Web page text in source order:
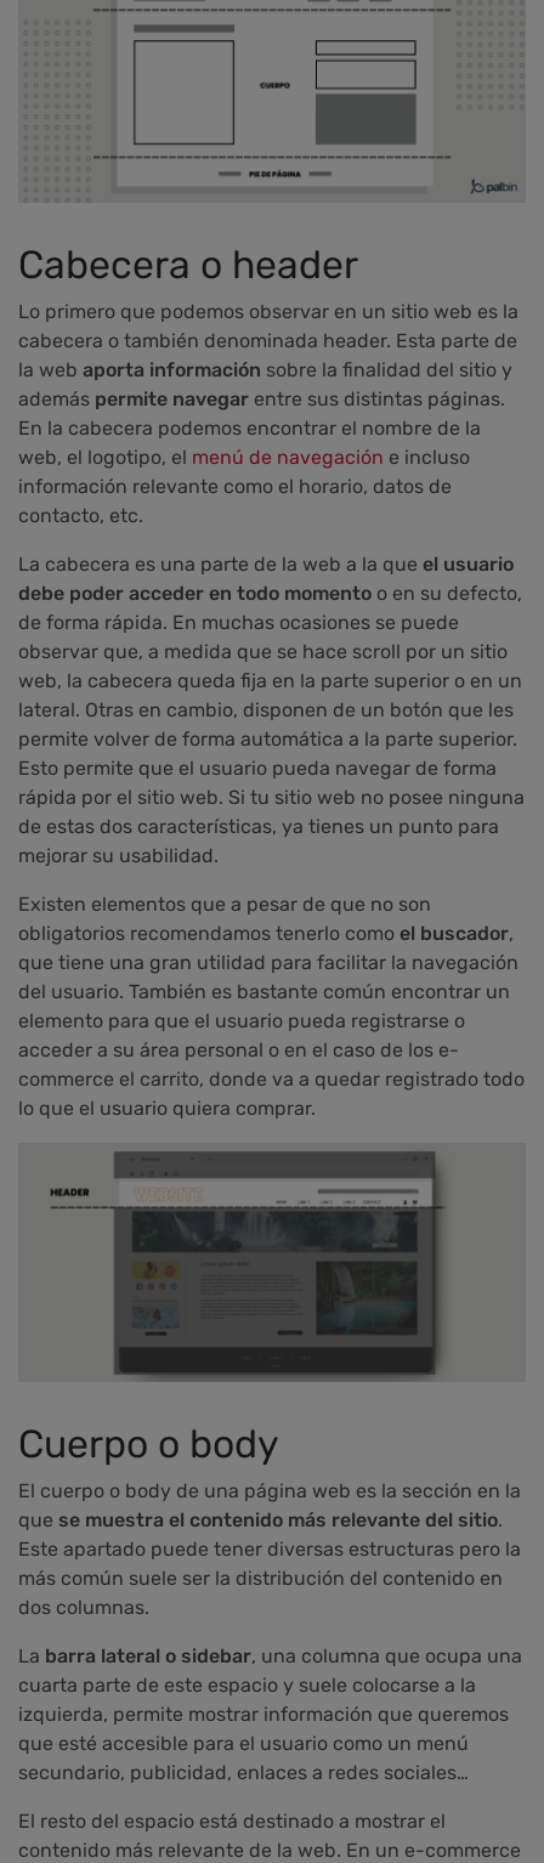
Cabecera o header
Lo primero que podemos observar en un sitio web es la
cabecera o también denominada header. Esta parte de
la web aporta información sobre la finalidad del sitio y
además permite navegar entre sus distintas páginas.
En la cabecera podemos encontrar el nombre de la
web, el logotipo, el menú de navegación e incluso
información relevante como el horario, datos de
contacto, etc.
La cabecera es una parte de la web a la que el usuario
debe poder acceder en todo momento o en su defecto,
de forma rápida. En muchas ocasiones se puede
observar que, a medida que se hace scroll por un sitio
web, la cabecera queda fija en la parte superior o en un
lateral. Otras en cambio, disponen de un botón que les
permite volver de forma automática a la parte superior.
Esto permite que el usuario pueda navegar de forma
rápida por el sitio web. Si tu sitio web no posee ninguna
de estas dos características, ya tienes un punto para
mejorar su usabilidad.
Existen elementos que a pesar de que no son
obligatorios recomendamos tenerlo como el buscador,
que tiene una gran utilidad para facilitar la navegación
del usuario. También es bastante común encontrar un
elemento para que el usuario pueda registrarse o
acceder a su área personal o en el caso de los e-
commerce el carrito, donde va a quedar registrado todo
lo que el usuario quiera comprar.
Cuerpo o body
El cuerpo o body de una página web es la sección en la
que se muestra el contenido más relevante del sitio.
Este apartado puede tener diversas estructuras pero la
más común suele ser la distribución del contenido en
dos columnas.
La barra lateral o sidebar, una columna que ocupa una
cuarta parte de este espacio y suele colocarse a la
izquierda, permite mostrar información que queremos
que esté accesible para el usuario como un menú
secundario, publicidad, enlaces a redes sociales…
El resto del espacio está destinado a mostrar el
contenido más relevante de la web. En un e-commerce